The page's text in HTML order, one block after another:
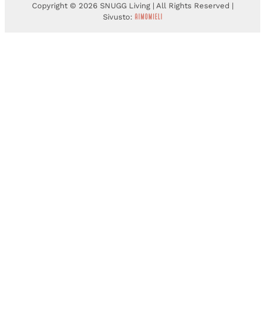
Copyright © 2026 SNUGG Living | All Rights Reserved |
Sivusto: